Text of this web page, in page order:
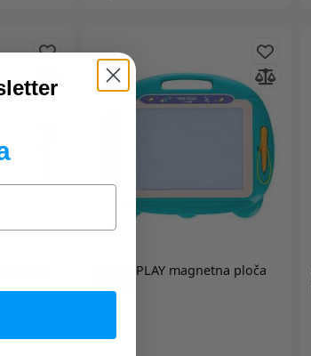
FREE 2 PLAY magnetna ploča